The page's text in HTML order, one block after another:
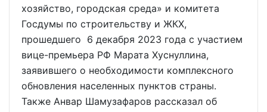
хозяйство, городская среда» и комитета
Госдумы по строительству и ЖКХ,
прошедшего 6 декабря 2023 года с участием
вице-премьера РФ Марата Хуснуллина,
заявившего о необходимости комплексного
обновления населенных пунктов страны.
Также Анвар Шамузафаров рассказал об